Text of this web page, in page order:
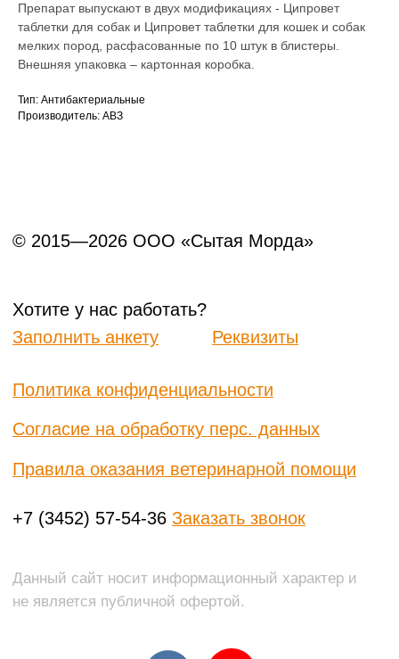
Препарат выпускают в двух модификациях - Ципровет
таблетки для собак и Ципровет таблетки для кошек и собак
мелких пород, расфасованные по 10 штук в блистеры.
Внешняя упаковка – картонная коробка.
Тип: Антибактериальные
Производитель: АВЗ